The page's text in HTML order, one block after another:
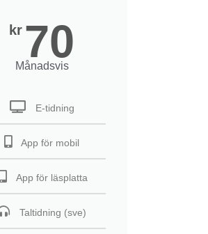
kr 70
Månadsvis
E-tidning
App för mobil
App för läsplatta
Taltidning (sve)